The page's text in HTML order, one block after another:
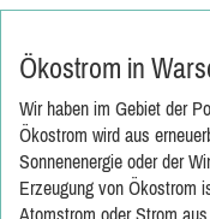
Ökostrom in
Wir haben im Gebiet der
Ökostrom wird aus
Sonnenenergie oder der
Erzeugung von Ökostrom
Atomstrom oder Strom